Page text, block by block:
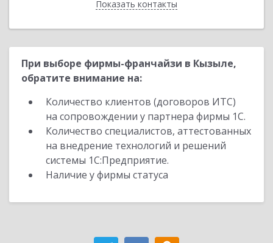
Показать контакты
Назад
При выборе фирмы-франчайзи в Кызыле,
обратите внимание на:
Количество клиентов (договоров ИТС)
на сопровождении у партнера фирмы 1С.
Количество специалистов, аттестованных
на внедрение технологий и решений
системы 1С:Предприятие.
Наличие у фирмы статуса